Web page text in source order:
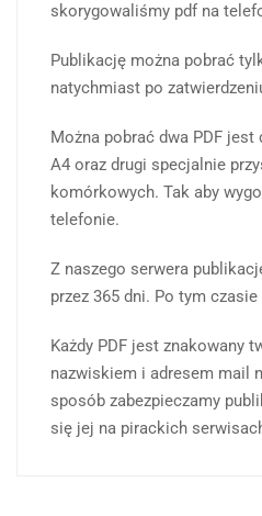
skorygowaliśmy pdf na
Publikację można pobrać
natychmiast po
Można pobrać dwa PDF
A4 oraz drugi specjalnie
komórkowych. Tak aby
telefonie.
Z naszego serwera
przez 365 dni. Po tym
Każdy PDF jest znakowany
nazwiskiem i adresem mail
sposób zabezpieczamy
się jej na pirackich